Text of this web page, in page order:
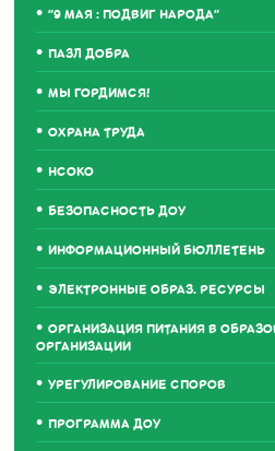
"9 МАЯ : ПОДВИГ НАРОДА"
ПАЗЛ ДОБРА
МЫ ГОРДИМСЯ!
ОХРАНА ТРУДА
НСОКО
БЕЗОПАСНОСТЬ ДОУ
ИНФОРМАЦИОННЫЙ БЮЛЛЕТЕНЬ
ЭЛЕКТРОННЫЕ ОБРАЗ. РЕСУРСЫ
ОРГАНИЗАЦИЯ ПИТАНИЯ В
ОРГАНИЗАЦИИ
УРЕГУЛИРОВАНИЕ СПОРОВ
ПРОГРАММА ДОУ